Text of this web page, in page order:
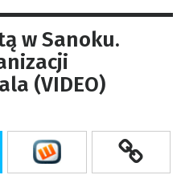
w Sanoku.
(VIDEO)